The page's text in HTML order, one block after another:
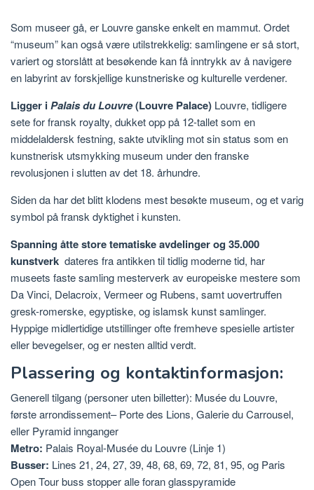
Som museer gå, er Louvre ganske enkelt en mammut. Ordet
“museum” kan også være utilstrekkelig: samlingene er så stort,
variert og storslått at besøkende kan få inntrykk av å navigere
en labyrint av forskjellige kunstneriske og kulturelle verdener.
Ligger iPalais du Louvre(Louvre Palace) Louvre, tidligere
sete for fransk royalty, dukket opp på 12-tallet som en
middelaldersk festning, sakte utvikling mot sin status som en
kunstnerisk utsmykking museum under den franske
revolusjonen i slutten av det 18. århundre.
Siden da har det blitt klodens mest besøkte museum, og et varig
symbol på fransk dyktighet i kunsten.
Spanning åtte store tematiske avdelinger og 35.000
kunstverk dateres fra antikken til tidlig moderne tid, har
museets faste samling mesterverk av europeiske mestere som
Da Vinci, Delacroix, Vermeer og Rubens, samt uovertruffen
gresk-romerske, egyptiske, og islamsk kunst samlinger.
Hyppige midlertidige utstillinger ofte fremheve spesielle artister
eller bevegelser, og er nesten alltid verdt.
Plassering og kontaktinformasjon:
Generell tilgang (personer uten billetter): Musée du Louvre,
første arrondissement– Porte des Lions, Galerie du Carrousel,
eller Pyramid innganger
Metro: Palais Royal-Musée du Louvre (Linje 1)
Busser: Lines 21, 24, 27, 39, 48, 68, 69, 72, 81, 95, og Paris
Open Tour buss stopper alle foran glasspyramide